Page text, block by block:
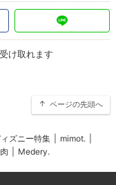
け取れます
ページの先頭へ
ズニー特集 mimot.
Medery.